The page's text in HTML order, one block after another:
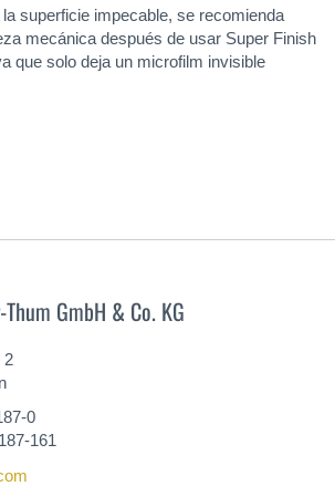
superficie impecable, se recomienda
mecánica después de usar Super Finish
que solo deja un microfilm invisible
GmbH & Co. KG
2
0
161